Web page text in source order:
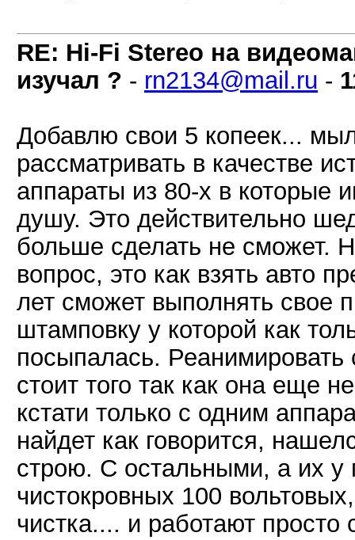
RE: Hi-Fi Stereo на
изучал ? - rn2134@mail.ru -
Добавлю свои 5 копеек...
рассматривать в качестве
аппараты из 80-х в которые
душу. Это действительно
больше сделать не сможет.
вопрос, это как взять авто
лет сможет выполнять свое
штамповку у которой как
посыпалась.
стоит того так как она еще
кстати только с одним
найдет как говорится,
строю. С остальными, а их
чистокровных 100
чистка.... и работают просто